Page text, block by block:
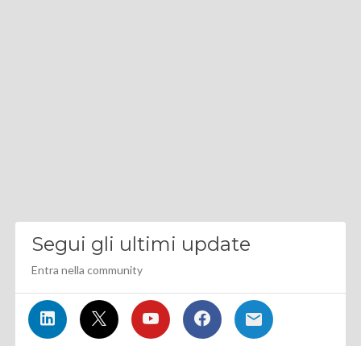
Segui gli ultimi update
Entra nella community